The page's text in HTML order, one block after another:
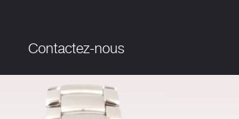
Contactez-nous